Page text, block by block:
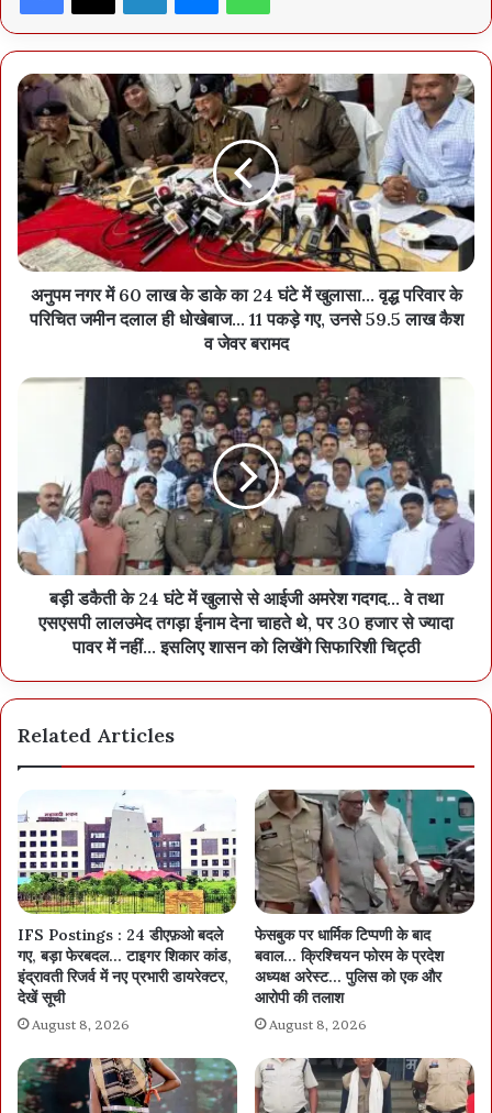
गिनती पूरी होने के बाद ही अगले बूथ की मशीन खुलेगी, भले ही सभी एक टेबल पर
होगा। जब तक वार्ड में एक राउंड की गिनती फाइनल नहीं हो जाएगी, तब तक दूसरी
मशीन की गिनती नहीं होगी। वार्डों की मतगणना के लिए प्रत्याशी की ओर से एजेंटों
की संख्या जिला निर्वाचन अफसरों को बता दी गई है। हर मशीन इन्हीं की मौजूदगी में
खुलेगी।
अनुपम नगर में 60 लाख के डाके का 24 घंटे में खुलासा... वृद्ध परिवार के
परिचित जमीन दलाल ही धोखेबाज... 11 पकड़े गए, उनसे 59.5 लाख कैश
व जेवर बरामद
बड़ी डकैती के 24 घंटे में खुलासे से आईजी अमरेश गदगद... वे तथा
एसएसपी लालउमेद तगड़ा ईनाम देना चाहते थे, पर 30 हजार से ज्यादा
पावर में नहीं... इसलिए शासन को लिखेंगे सिफारिशी चिट्ठी
Related Articles
IFS Postings : 24 डीएफ़ओ बदले
गए, बड़ा फेरबदल… टाइगर शिकार कांड,
इंद्रावती रिजर्व में नए प्रभारी डायरेक्टर,
देखें सूची
August 8, 2026
फेसबुक पर धार्मिक टिप्पणी के बाद
बवाल… क्रिश्चियन फोरम के प्रदेश
अध्यक्ष अरेस्ट… पुलिस को एक और
आरोपी की तलाश
August 8, 2026